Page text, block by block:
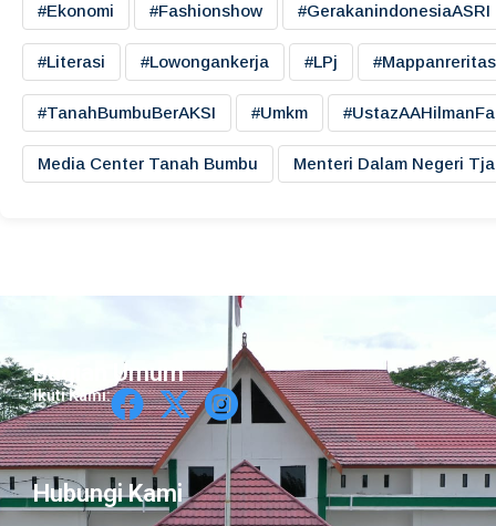
#ekonomi #fashionshow #gerakanindonesiaASRI
#literasi #lowongankerja #LPj
#TanahBumbuBerAKSI #umkm
Media Center Tanah Bumbu Menteri Dalam Negeri
Bagian Umum
Ikuti Kami:
Hubungi Kami